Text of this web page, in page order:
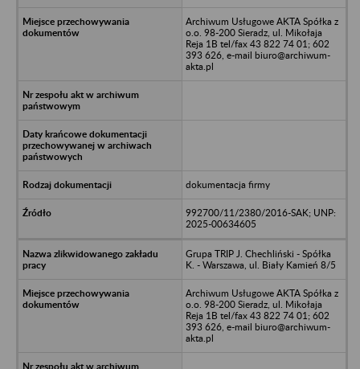
Archiwum Usługowe AKTA Spółka z
o.o. 98-200 Sieradz, ul. Mikołaja
Reja 1B tel/fax 43 822 74 01; 602
393 626, e-mail biuro@archiwum-
akta.pl
dokumentacja firmy
992700/11/2380/2016-SAK; UNP:
2025-00634605
Grupa TRIP J. Chechliński - Spółka
K. - Warszawa, ul. Biały Kamień 8/5
Archiwum Usługowe AKTA Spółka z
o.o. 98-200 Sieradz, ul. Mikołaja
Reja 1B tel/fax 43 822 74 01; 602
393 626, e-mail biuro@archiwum-
akta.pl